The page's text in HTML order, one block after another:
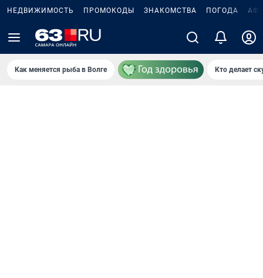
НЕДВИЖИМОСТЬ ПРОМОКОДЫ ЗНАКОМСТВА ПОГОДА
Как меняется рыба в Волге Кто делает